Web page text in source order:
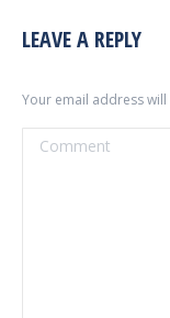
LEAVE A REPLY
Your email address
Comment